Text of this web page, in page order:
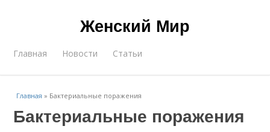
Женский Мир
Главная Новости Статьи
Главная » Бактериальные поражения
Бактериальные поражения